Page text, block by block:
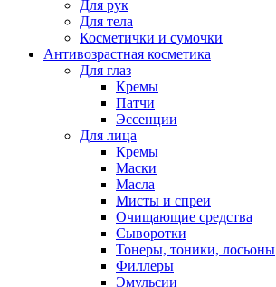
Для рук
Для тела
Косметички и сумочки
Антивозрастная косметика
Для глаз
Кремы
Патчи
Эссенции
Для лица
Кремы
Маски
Масла
Мисты и спреи
Очищающие средства
Сыворотки
Тонеры, тоники, лосьоны
Филлеры
Эмульсии